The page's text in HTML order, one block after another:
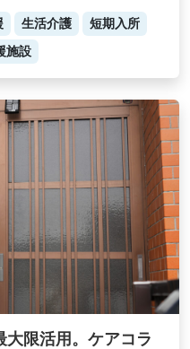
生活介護
短期入所
施設
限活用。ケアコラ